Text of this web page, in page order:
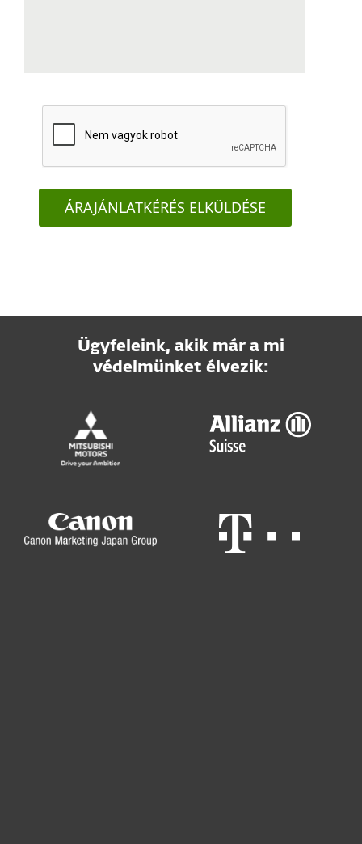
ÁRAJÁNLATKÉRÉS ELKÜLDÉSE
Ügyfeleink, akik már a mi
védelmünket élvezik: